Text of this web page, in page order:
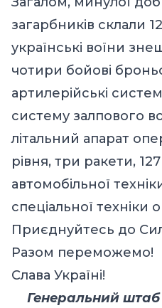
загарбників склали
українські воїни
чотири бойові
артилерійські
систему залпового
літальний апарат
рівня, три ракети,
автомобільної
спеціальної техніки
Приєднуйтесь до
Разом переможемо!
Слава Україні!
Генеральний